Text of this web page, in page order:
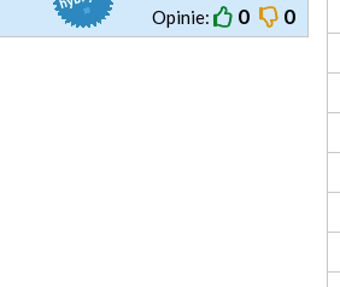
Opinie: 0 0